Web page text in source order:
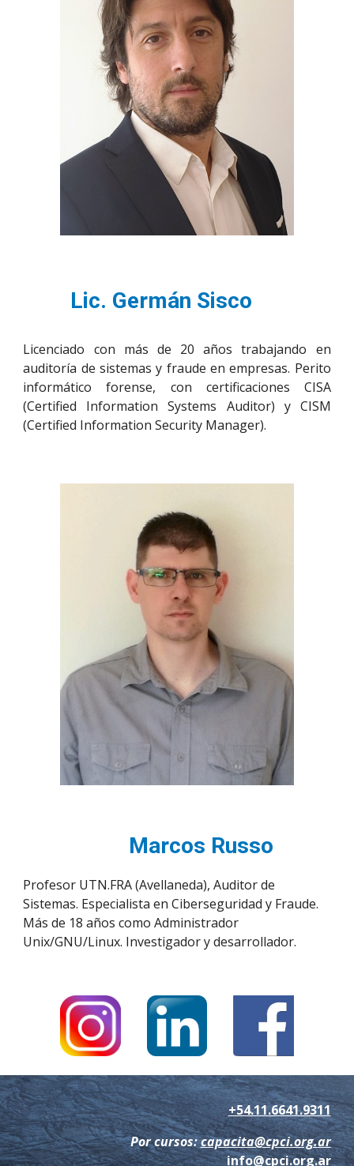
Lic. Germán Sisco
Licenciado con más de 20 años trabajando en
auditoría de sistemas y fraude en empresas. Perito
informático forense, con certificaciones CISA
(Certified Information Systems Auditor) y CISM
(Certified Information Security Manager).
Marcos Russo
Profesor UTN.FRA (Avellaneda), Auditor de
Sistemas. Especialista en Ciberseguridad y Fraude.
Más de 18 años como Administrador
Unix/GNU/Linux. Investigador y desarrollador.
+54.11.6641.9311
Por cursos:capacita@cpci.org.ar
info@cpci.org.ar